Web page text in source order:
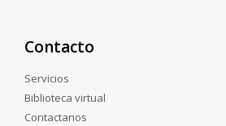
Contacto
Servicios
Biblioteca virtual
Contactanos